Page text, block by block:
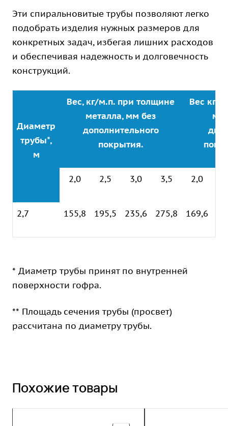
Эти спиральновитые трубы позволяют легко
подобрать изделия нужных размеров для
конкретных задач, избегая лишних расходов
и обеспечивая надежность и долговечность
конструкций.
Диаметр
трубы*,
м
Вес, кг/м.п. при толщине
металла, мм без
дополнительного
покрытия.
Вес кг/
2,0 2,5 3,0 3,5 2,0
2,7 155,8 195,5 235,6 275,8 169,6
* Диаметр трубы принят по внутренней
поверхности гофра.
** Площадь сечения трубы (просвет)
рассчитана по диаметру трубы.
Похожие товары